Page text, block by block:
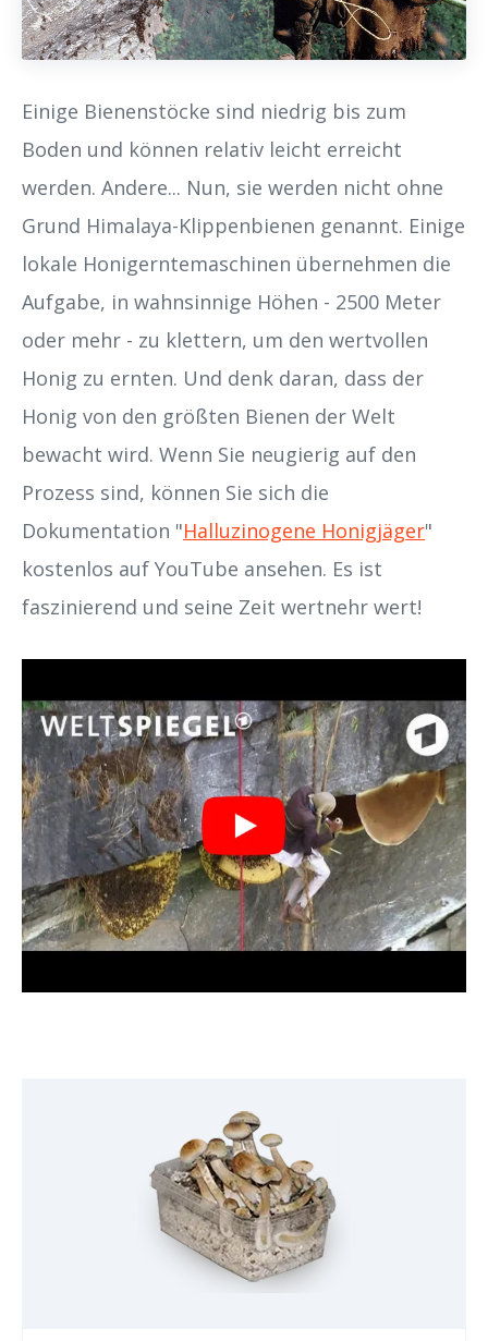
Einige Bienenstöcke sind niedrig bis zum
Boden und können relativ leicht erreicht
werden. Andere... Nun, sie werden nicht ohne
Grund Himalaya-Klippenbienen genannt. Einige
lokale Honigerntemaschinen übernehmen die
Aufgabe, in wahnsinnige Höhen - 2500 Meter
oder mehr - zu klettern, um den wertvollen
Honig zu ernten. Und denk daran, dass der
Honig von den größten Bienen der Welt
bewacht wird. Wenn Sie neugierig auf den
Prozess sind, können Sie sich die
Dokumentation "Halluzinogene Honigjäger"
kostenlos auf YouTube ansehen. Es ist
faszinierend und seine Zeit wertnehr wert!